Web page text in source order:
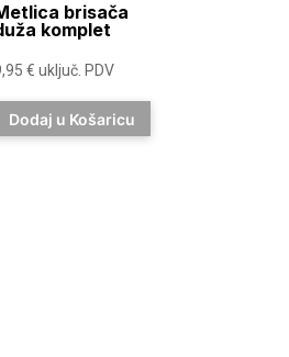
brisača
komplet
€ uključ. PDV
Dodaj u Košaricu